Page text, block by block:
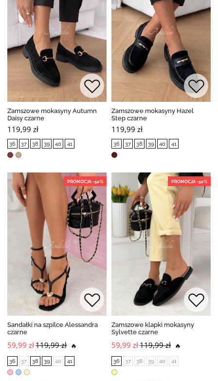
Zamszowe mokasyny Autumn
Daisy czarne
119,99 zł
36 37 38 39 40 41
Zamszowe mokasyny Hazel
Step czarne
119,99 zł
36 37 38 39 40 41
PROMOCJA -50%
Sandałki na szpilce Alessandra
czarne
59,99 zł119,99 zł 🔥
36 37 38 39 40 41
PROMOCJA -50%
Zamszowe klapki mokasyny
Sylvette czarne
59,99 zł119,99 zł 🔥
36 37 38 39 40 41